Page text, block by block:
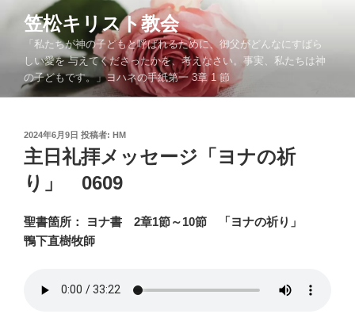
笠松キリスト教会
「私たちが神の子どもと呼ばれるために、御父がどんなにすばら
しい愛を 与えてくださったかを、考えなさい。事実、私たちは神
の子どもです。」ヨハネの手紙第一 3章 1 節
投
稿
日:
2024年6月9日 投稿者: HM
主日礼拝メッセージ「ヨナの祈
り」 0609
聖書箇所： ヨナ書 2章1節～10節 「ヨナの祈り」
鴨下直樹牧師